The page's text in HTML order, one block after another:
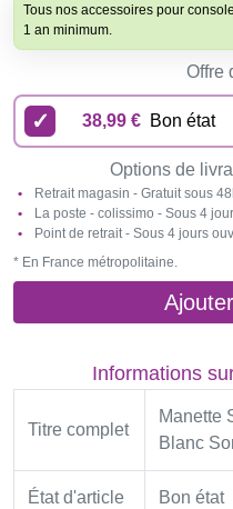
Tous nos accessoires pour
1 an minimum.
Offre
38,99 € Bon état
Options de
Retrait magasin - Gratuit sous
La poste - colissimo - Sous 4
Point de retrait - Sous 4 jours
* En France métropolitaine.
Informations
Titre complet
Manette
Blanc
État d'article Bon état